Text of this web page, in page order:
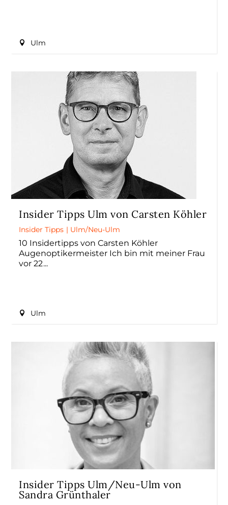
Ulm
Insider Tipps Ulm von Carsten Köhler
Insider Tipps | Ulm/Neu-Ulm
10 Insidertipps von Carsten Köhler
Augenoptikermeister Ich bin mit meiner Frau
vor 22
Ulm
Insider Tipps Ulm/Neu-Ulm von
Sandra Grünthaler